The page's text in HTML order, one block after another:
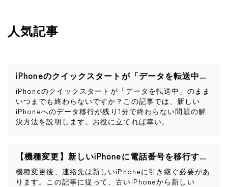
人気記事
iPhoneのクイックスタートが「データを転送中」のまま終わらない
iPhoneのクイックスタートが「データを転送中」のまま
いつまでも終わらないですか？この記事では、新しい
iPhoneへのデータ移行が残り1分で終わらない問題の解
決方法を説明します。お役に立てれば幸い。
【機種変更】新しいiPhoneに電話番号を移行する方法
機種変更後、連絡先は新しいiPhoneに引き継ぐ必要があ
ります。この記事に従って、古いiPhoneから新しい